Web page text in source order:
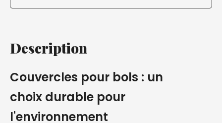
Description
Couvercles pour bols : un
choix durable pour
l'environnement